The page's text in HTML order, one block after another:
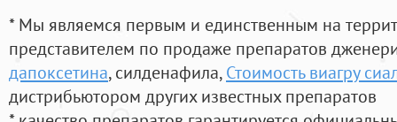
* Мы являемся первым и единственным на
представителем по продаже препаратов
дапоксетина, силденафила, Стоимость виагру
дистрибьютором других известных препаратов